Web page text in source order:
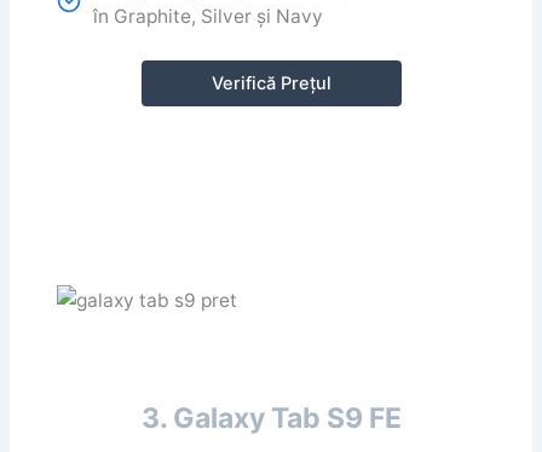
în Graphite, Silver și Navy
Verifică Prețul
3. Galaxy Tab S9 FE